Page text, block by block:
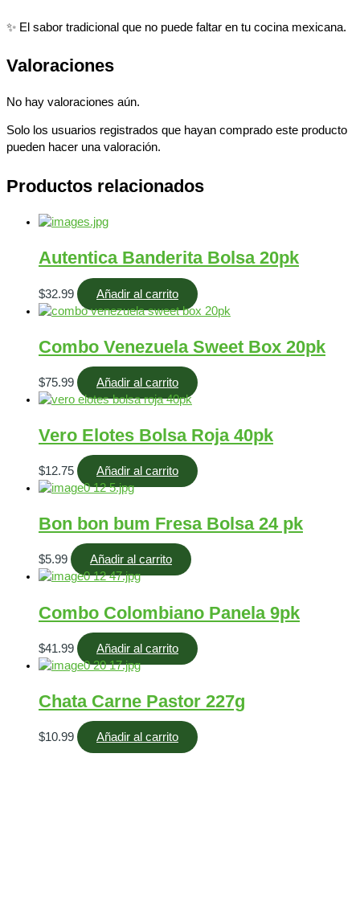
✨ El sabor tradicional que no puede faltar en tu cocina mexicana.
Valoraciones
No hay valoraciones aún.
Solo los usuarios registrados que hayan comprado este producto
pueden hacer una valoración.
Productos relacionados
Autentica Banderita Bolsa 20pk
$32.99 Añadir al carrito
Combo Venezuela Sweet Box 20pk
$75.99 Añadir al carrito
Vero Elotes Bolsa Roja 40pk
$12.75 Añadir al carrito
Bon bon bum Fresa Bolsa 24 pk
$5.99 Añadir al carrito
Combo Colombiano Panela 9pk
$41.99 Añadir al carrito
Chata Carne Pastor 227g
$10.99 Añadir al carrito